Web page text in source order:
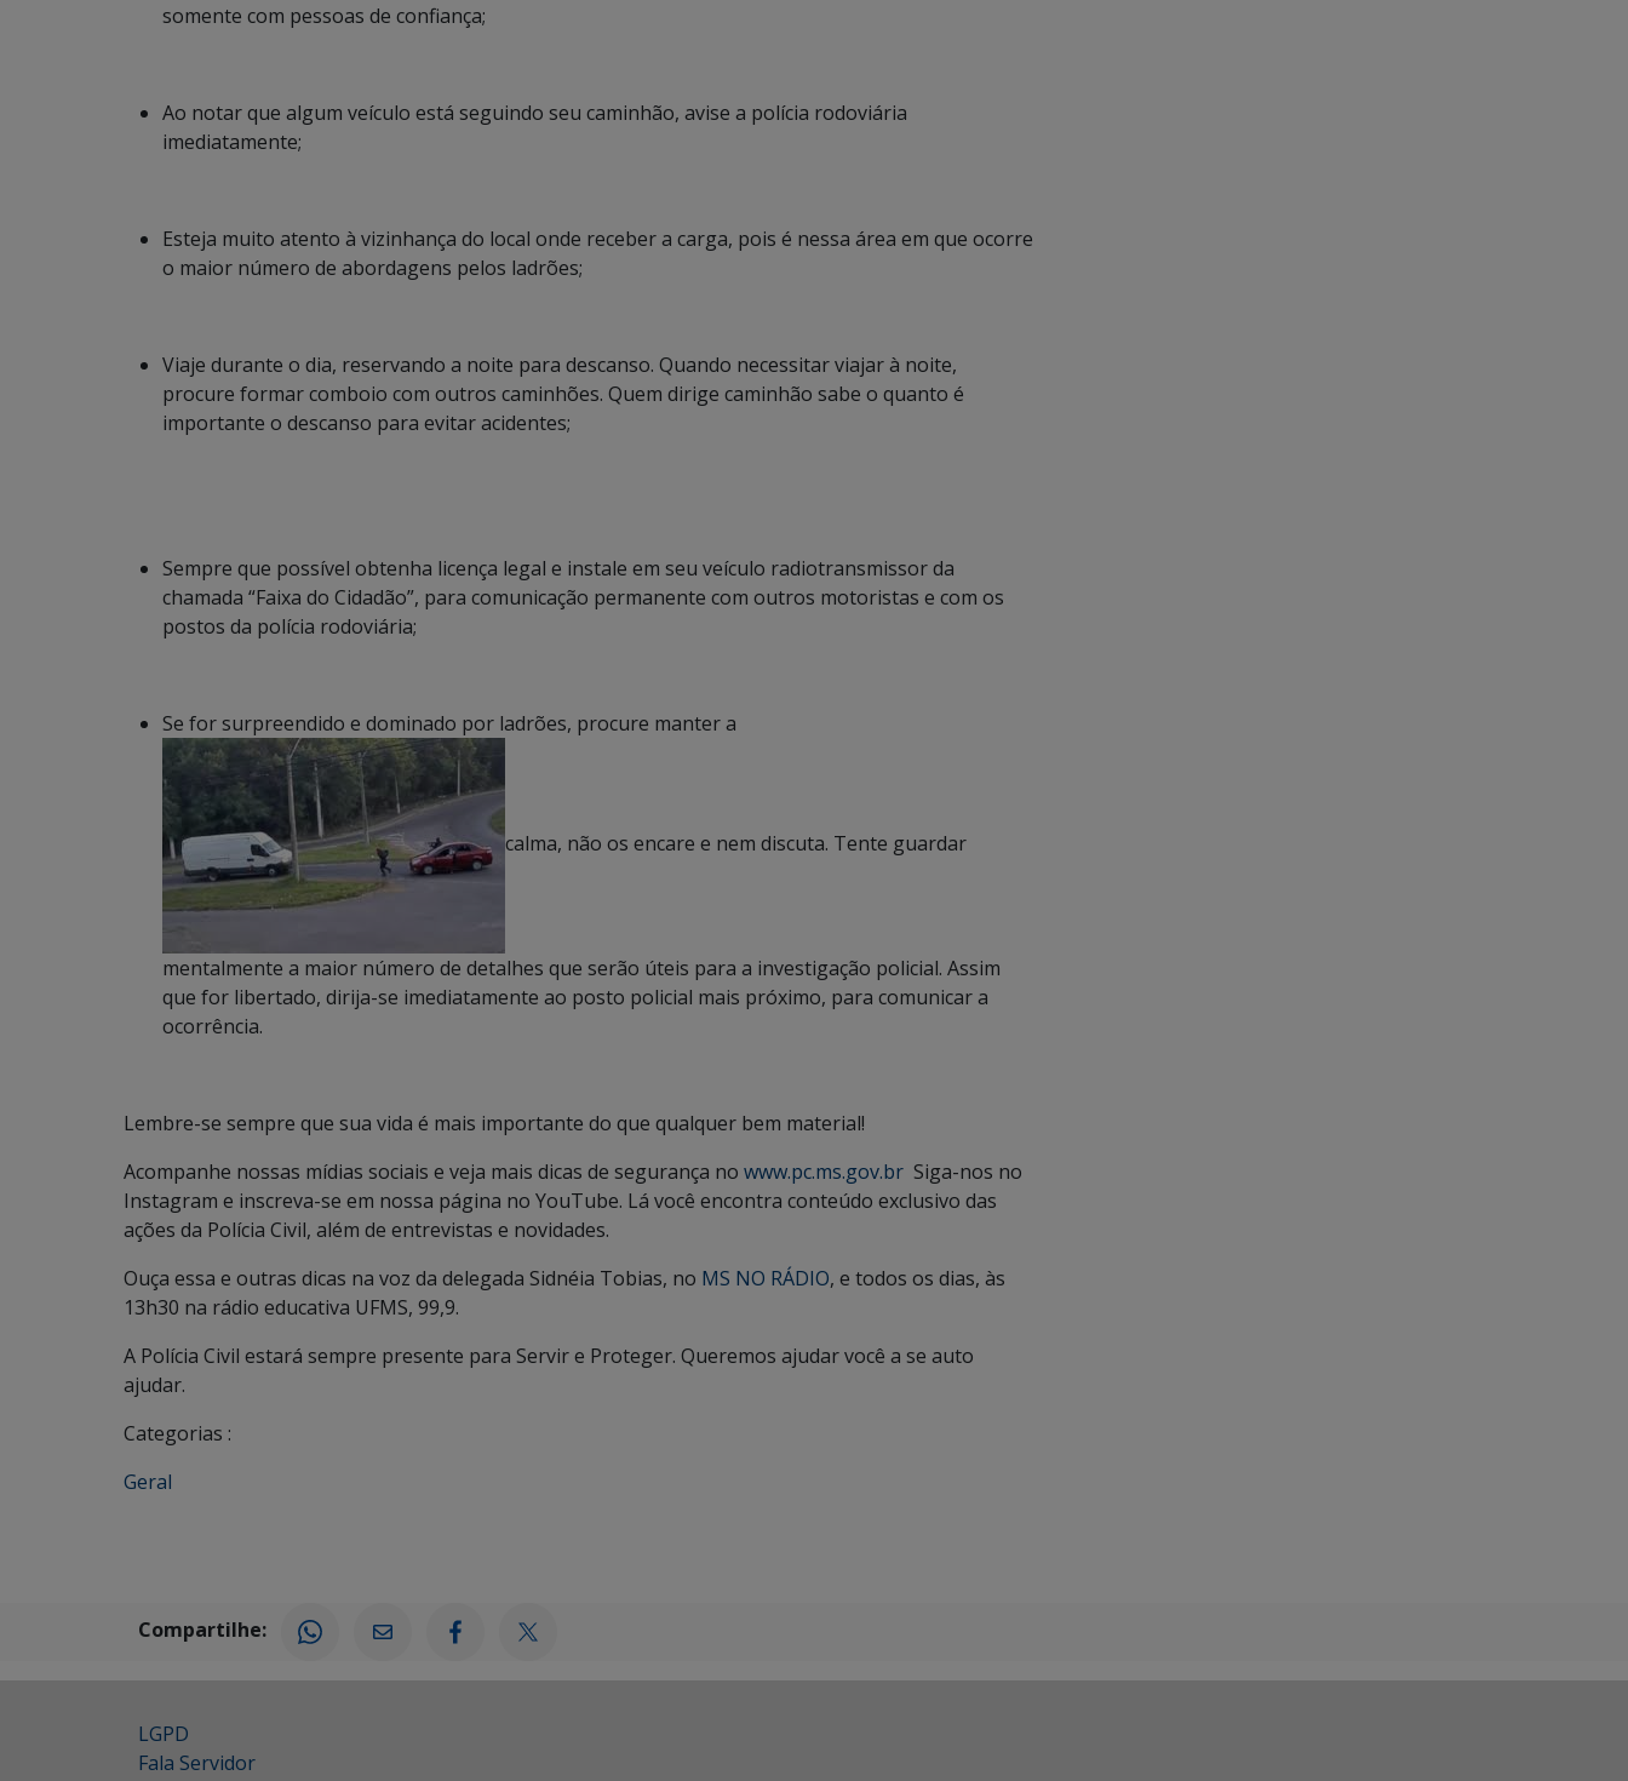
somente com pessoas de confiança;
Ao notar que algum veículo está seguindo seu caminhão, avise a polícia rodoviária
imediatamente;
Esteja muito atento à vizinhança do local onde receber a carga, pois é nessa área em que ocorre
o maior número de abordagens pelos ladrões;
Viaje durante o dia, reservando a noite para descanso. Quando necessitar viajar à noite,
procure formar comboio com outros caminhões. Quem dirige caminhão sabe o quanto é
importante o descanso para evitar acidentes;
Sempre que possível obtenha licença legal e instale em seu veículo radiotransmissor da
chamada “Faixa do Cidadão”, para comunicação permanente com outros motoristas e com os
postos da polícia rodoviária;
Se for surpreendido e dominado por ladrões, procure manter a
calma, não os encare e nem discuta. Tente guardar
mentalmente a maior número de detalhes que serão úteis para a investigação policial. Assim
que for libertado, dirija-se imediatamente ao posto policial mais próximo, para comunicar a
ocorrência.
Lembre-se sempre que sua vida é mais importante do que qualquer bem material!
Acompanhe nossas mídias sociais e veja mais dicas de segurança no www.pc.ms.gov.br Siga-nos no
Instagram e inscreva-se em nossa página no YouTube. Lá você encontra conteúdo exclusivo das
ações da Polícia Civil, além de entrevistas e novidades.
Ouça essa e outras dicas na voz da delegada Sidnéia Tobias, no MS NO RÁDIO, e todos os dias, às
13h30 na rádio educativa UFMS, 99,9.
A Polícia Civil estará sempre presente para Servir e Proteger. Queremos ajudar você a se auto
ajudar.
Categorias :
Geral
Compartilhe:
LGPD
Fala Servidor